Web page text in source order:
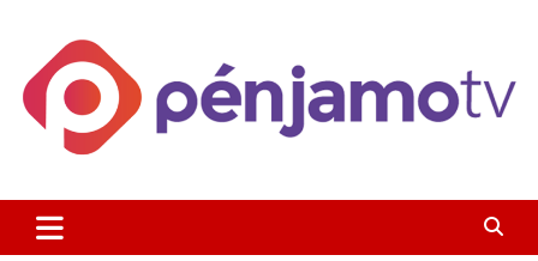
content
Penjamotv
Gto y la region.